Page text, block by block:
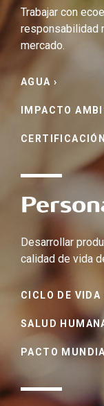
Dudas
Garantía
Recomendaciones
Entrenamiento
Trabajar con
responsabilidad
mercado.
AGUA ›
IMPACTO
Desarrollar
calidad de vida
CICLO DE VIDA
SALUD
PACTO